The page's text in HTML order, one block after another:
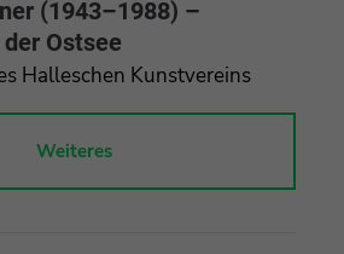
(1943–1988) –
Ostsee
Halleschen Kunstvereins
Weiteres